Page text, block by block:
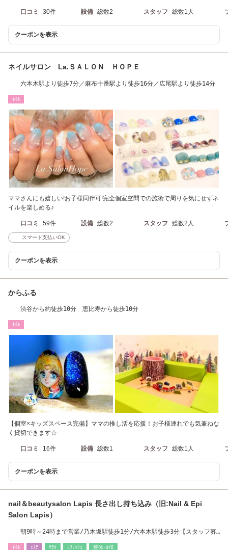
口コミ 30件 設備 総数2 スタッフ 総数1人
クーポンを表示
ネイルサロン La.ＳＡＬＯＮ ＨＯＰＥ
六本木駅より徒歩7分／麻布十番駅より徒歩16分／広尾駅より徒歩14分
ﾈｲﾙ
ママさんにも嬉しい!お子様同伴可!完全個室空間での施術で周りを気にせずネ
イルを楽しめる♪
口コミ 59件 設備 総数2 スタッフ 総数2人
スマート支払いOK
クーポンを表示
からふる
渋谷から約徒歩10分 恵比寿から徒歩10分
ﾈｲﾙ
【個室×キッズスペース完備】ママの推し活を応援！お子様連れでも気兼ねな
く貸切できます☆
口コミ 16件 設備 総数1 スタッフ 総数1人
クーポンを表示
nail＆beautysalon Lapis 長さ出し持ち込み（旧:Nail & Epi
Salon Lapis）
朝9時～24時まで営業/乃木坂駅徒歩1分/六本木駅徒歩3分【スタッフ募
ﾈｲﾙ ｴｽﾃ ﾘﾗｸ ﾘﾌﾚｯｼｭ 整体･ｶｲﾛ